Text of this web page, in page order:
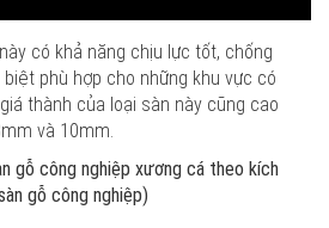
có khả năng chịu lực tốt, chống
phù hợp cho những khu vực có
thành của loại sàn này cũng cao
và 10mm.
gỗ công nghiệp xương cá theo kích
gỗ công nghiệp)